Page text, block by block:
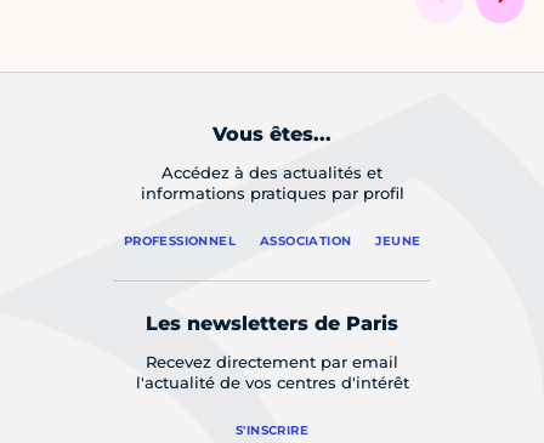
Vous êtes...
Accédez à des actualités et
informations pratiques par profil
PROFESSIONNEL ASSOCIATION JEUNE
Les newsletters de Paris
Recevez directement par email
l'actualité de vos centres d'intérêt
S'INSCRIRE